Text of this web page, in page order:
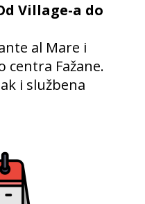
Village-a do
al Mare i
centra Fažane.
i službena